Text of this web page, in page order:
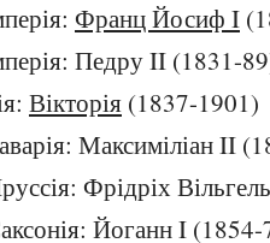
Франц Йосиф I
Педру II (1831-
Вікторія (1837-1901)
Максиміліан II
Фрідріх
Йоганн I